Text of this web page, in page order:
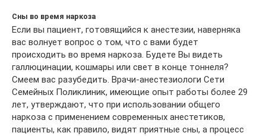
Сны во время наркоза
Если вы пациент, готовящийся к анестезии, наверняка
вас волнует вопрос о том, что с вами будет
происходить во время наркоза. Будете Вы видеть
галлюцинации, кошмары или свет в конце тоннеля?
Смеем вас разубедить. Врачи-анестезиологи Сети
Семейных Поликлиник, имеющие опыт работы более 29
лет, утверждают, что при использовании общего
наркоза с применением современных анестетиков,
пациенты, как правило, видят приятные сны, а процесс